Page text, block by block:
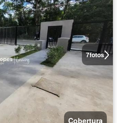
7fotos
Cobertura